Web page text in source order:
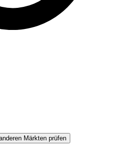
Märkten prüfen